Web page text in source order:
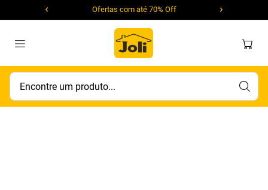
Ofertas com até 70% Off
Encontre um produto...